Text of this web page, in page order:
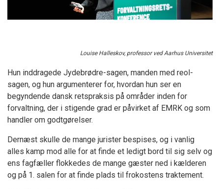
Louise Halleskov, professor ved Aarhus Universitet
Hun inddragede Jydebrødre-sagen, manden med reol-
sagen, og hun argumenterer for, hvordan hun ser en
begyndende dansk retspraksis på områder inden for
forvaltning, der i stigende grad er påvirket af EMRK og som
handler om godtgørelser.
Dernæst skulle de mange jurister bespises, og i vanlig
alles kamp mod alle for at finde et ledigt bord til sig selv og
ens fagfæller flokkedes de mange gæster ned i kælderen
og på 1. salen for at finde plads til frokostens traktement.